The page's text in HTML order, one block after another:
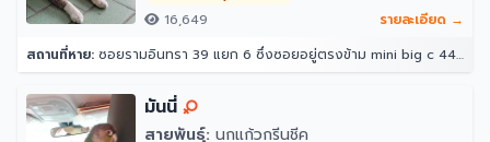
16,649
รายละเอียด →
สถานที่หาย: ซอยรามอินทรา 39 แยก 6 ซึ่งซอยอยู่ตรงข้าม mini big c 44/10 ซอย รามอินทรา 39 แยก 6 แขวงอนุสาวรีย์ เขตบางเขน กรุงเทพมหานคร 10220 ประเทศไทย
มันนี่
สายพันธุ์: นกแก้วกรีนชีค